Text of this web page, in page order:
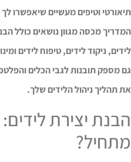
וטיפים מעשיים שיאפשרו לך
מכסה מגוון נושאים כולל
ניקוד לידים, טיפוח לידים
מספק תובנות לגבי הכלים
תהליך ניהול הלידים שלך.
יצירת